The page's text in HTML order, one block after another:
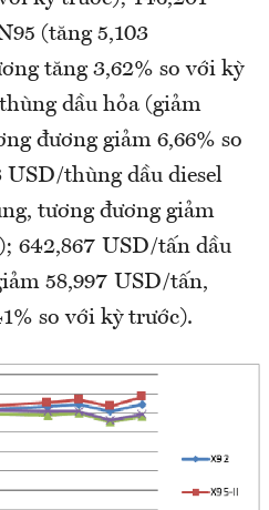
(tăng 5,103
tăng 3,62% so với kỳ
dầu hỏa (giảm
đương giảm 6,66% so
thùng dầu diesel
tương đương giảm
642,867 USD/tấn dầu
58,997 USD/tấn,
so với kỳ trước).